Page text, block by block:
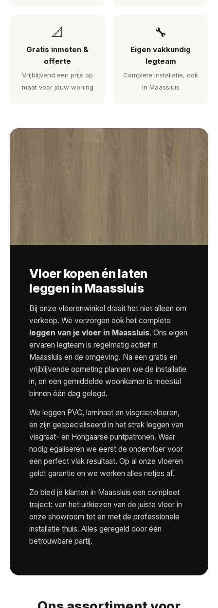
📐
Gratis inmeten &
offerte
Vrijblijvend een prijs op
maat voor jouw woning
🔧
Eigen vakkundig
legteam
Complete installatie, ook
in Maassluis
Vloer kopen én laten
leggen in Maassluis
Bij onze vloerenwinkel draait het niet alleen om
verkoop. We verzorgen ook het complete
leggen van je vloer in Maassluis. Ons eigen
ervaren legteam is regelmatig actief in
Maassluis en de omgeving. Na een gratis en
vrijblijvende opmeting plannen we de installatie
in, en een gemiddelde woonkamer is meestal
binnen één dag gelegd.
We leggen PVC, laminaat en visgraatvloeren,
en zijn gespecialiseerd in het strak leggen van
visgraat- en Hongaarse puntpatronen. Waar
nodig egaliseren we eerst de ondervloer voor
een perfect vlak resultaat. Op al onze vloeren
geldt garantie en we werken alles netjes af.
Zo bied je klanten in Maassluis een compleet
traject: van het uitkiezen van de juiste vloer in
onze showroom tot en met de professionele
installatie thuis. Alles geregeld door één
betrouwbare partij.